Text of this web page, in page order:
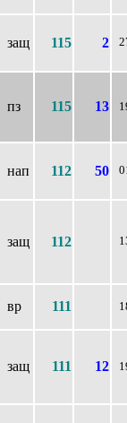
защ 115 2
пз 115 13
нап 112 50
защ 112
вр 111
защ 111 12